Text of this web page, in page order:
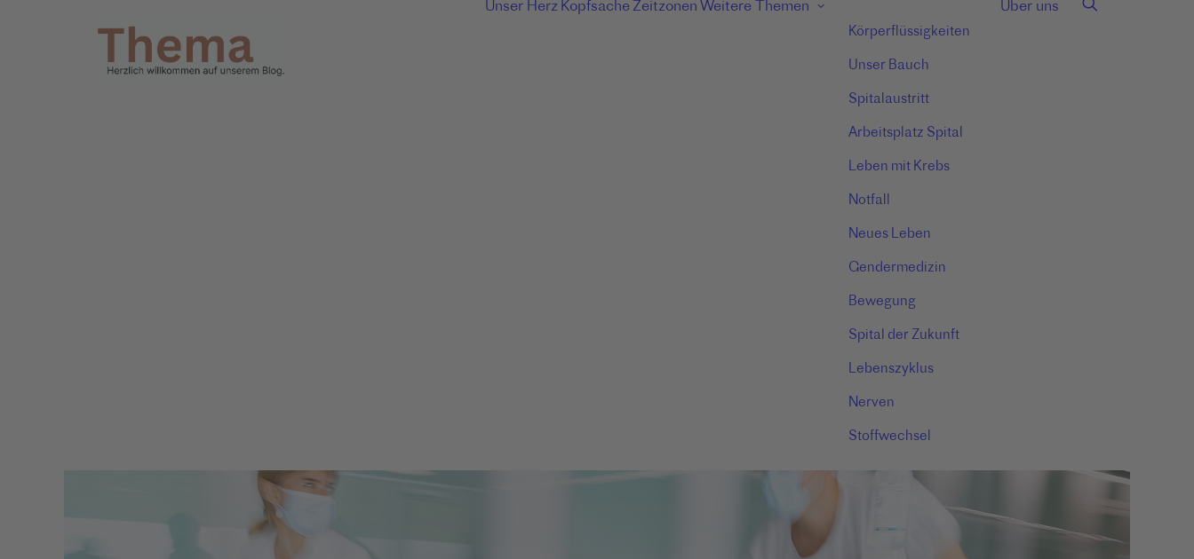
Unser Herz Kopfsache Zeitzonen Weitere Themen
Körperflüssigkeiten
Unser Bauch
Spitalaustritt
Arbeitsplatz Spital
Leben mit Krebs
Notfall
Neues Leben
Gendermedizin
Bewegung
Spital der Zukunft
Lebenszyklus
Nerven
Stoffwechsel
Über uns